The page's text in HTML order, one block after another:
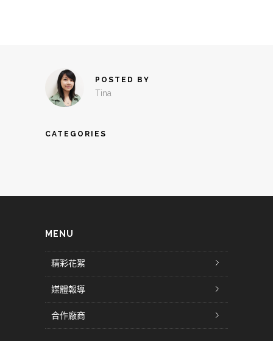
POSTED BY
Tina
CATEGORIES
MENU
精彩花絮
媒體報導
合作廠商